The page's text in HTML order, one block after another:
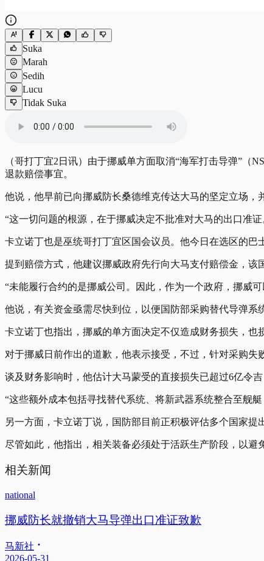
Suka
Marah
Sedih
Lucu
Tidak Suka
（哥打丁宜2日讯）由于挪威单方面取消“海军打击导弹”
退款赔偿事宜。
他说，他早前已向挪威防长桑德维克传达大马的坚定立场，
“这一切问题的根源，在于挪威决定不批准对大马的出口准
卡立诺丁也是巫统哥打丁宜区国会议员。他今日在选区的巴
提到赔偿方式，他建议挪威政府先行向大马支付赔偿金，该
“未能履行合约的是挪威公司。因此，作为一个政府，挪威
他说，有关资金亟需尽快到位，以便国防部采购替代导弹系
卡立诺丁也指出，挪威的单方面决定不仅造成财务损失，也
对于挪威日前作出的道歉，他表示接受，不过，针对采购失
谈及财务影响时，他估计大马蒙受的直接损失已超过6亿令
“这些额外成本包括寻找替代系统、将新武器系统整合至舰
另一方面，卡立诺丁说，国防部目前正积极评估多个国家
尽管如此，他指出，相关装备必须处于活跃生产阶段，以避
相关新闻
national
挪威防长就撤销大马导弹出口准证致歉
马新社
2026-05-31